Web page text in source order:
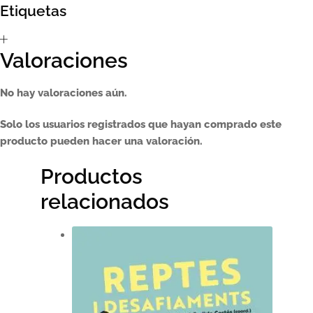
Suscríbete a la newsletter de Marcombo
Suscripción
Test Formulario
Etiquetas
Valoraciones
No hay valoraciones aún.
Solo los usuarios registrados que hayan comprado este
producto pueden hacer una valoración.
Productos
relacionados